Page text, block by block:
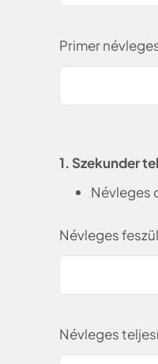
Primer
1. Szekunder
Névleges
Névleges
Névleges